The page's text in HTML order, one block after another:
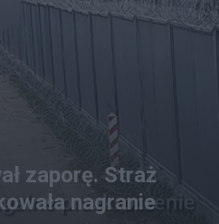
zaporę. Straż
nagranie